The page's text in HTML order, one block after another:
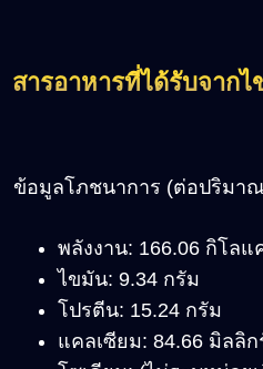
สารอาหารที่ได้รับจากไ
ข้อมูลโภชนาการ (ต่อปริมา
พลังงาน: 166.06 กิโลแ
ไขมัน: 9.34 กรัม
โปรตีน: 15.24 กรัม
แคลเซียม: 84.66 มิลลิก